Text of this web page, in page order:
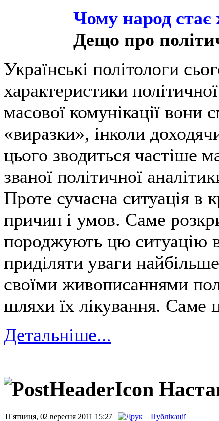
Чому народ стає
Дещо про
Українські політологи
характеристики
масової комунікації вони
«виразки», інколи
цього зводиться частіше
званої політичної
Проте сучасна ситуація в
причин і умов. Саме
породжують цю ситуацію в
приділяти уваги
своїми живописаннями
шляхи їх лікування. Саме
Детальніше...
П'ятниця, 02 вересня 2011 15:27 | Публікації